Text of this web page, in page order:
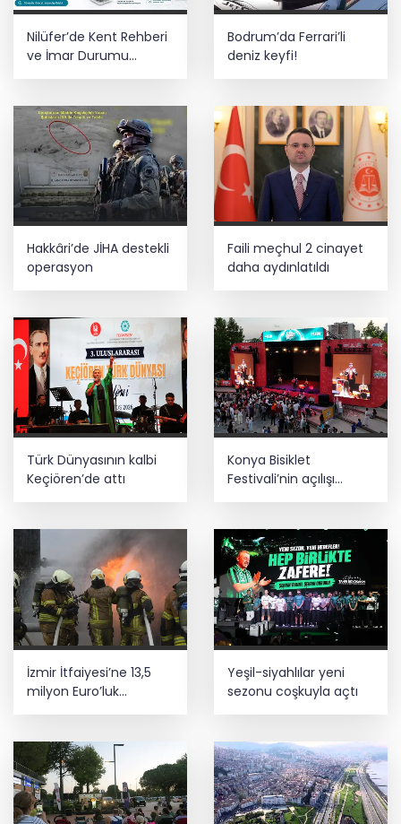
Nilüfer’de Kent Rehberi
ve İmar Durumu
Bodrum’da Ferrari’li
deniz keyfi!
Hakkâri’de JİHA destekli
operasyon
Faili meçhul 2 cinayet
daha aydınlatıldı
Türk Dünyasının kalbi
Keçiören’de attı
Konya Bisiklet
Festivali’nin açılışı
coşkuyla gerçekleşti
İzmir İtfaiyesi’ne 13,5
milyon Euro’luk
Yeşil-siyahlılar yeni
sezonu coşkuyla açtı